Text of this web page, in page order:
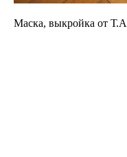
Маска, выкройка от